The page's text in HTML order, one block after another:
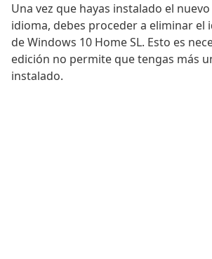
Una vez que hayas instalado el
idioma, debes proceder a eliminar el
de Windows 10 Home SL. Esto es
edición no permite que tengas más
instalado.